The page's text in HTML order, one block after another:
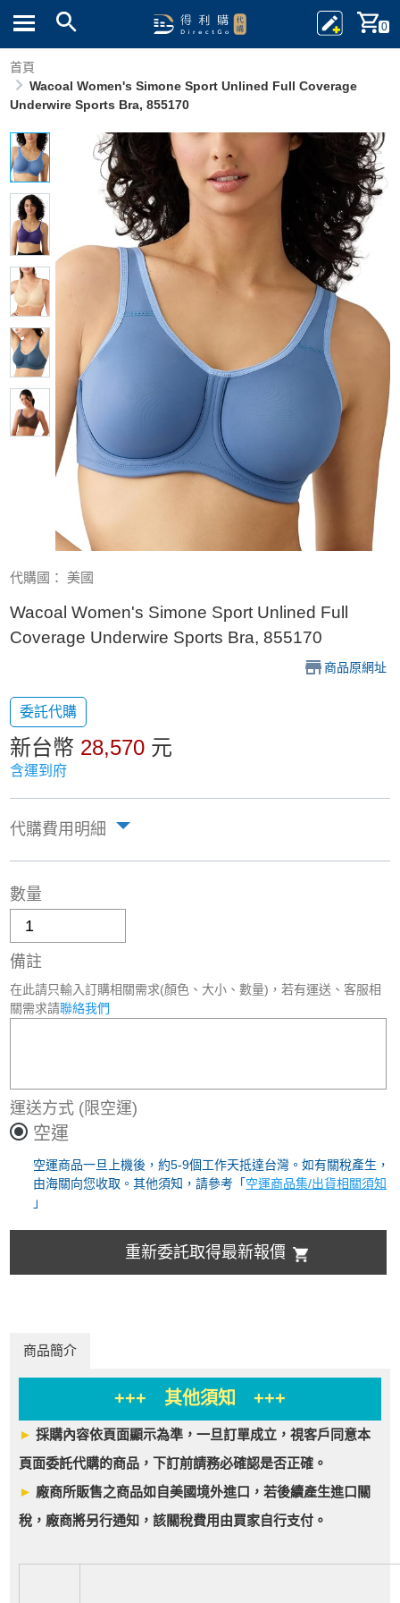
0
首頁
Wacoal Women's Simone Sport Unlined Full Coverage
Underwire Sports Bra, 855170
代購國： 美國
Wacoal Women's Simone Sport Unlined Full
Coverage Underwire Sports Bra, 855170
商品原網址
委託代購
新台幣 28,570 元
含運到府
代購費用明細
數量
備註
在此請只輸入訂購相關需求(顏色、大小、數量)，若有運送、客服相
關需求請聯絡我們
運送方式 (限空運)
空運
空運商品一旦上機後，約5-9個工作天抵達台灣。如有關稅產生，
由海關向您收取。其他須知，請參考「 空運商品集/出貨相關須知
」
重新委託取得最新報價
商品簡介
+++ 其他須知 +++
►採購內容依頁面顯示為準，一旦訂單成立，視客戶同意本
頁面委託代購的商品，下訂前請務必確認是否正確。
► 廠商所販售之商品如自美國境外進口，若後續產生進口關
稅，廠商將另行通知，該關稅費用由買家自行支付。